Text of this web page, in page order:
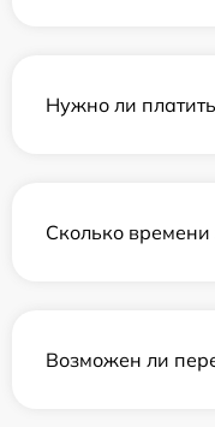
Нужно ли
Сколько
Возможен ли